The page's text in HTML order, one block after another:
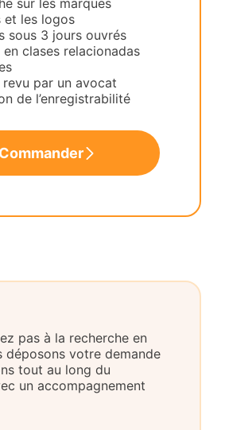
Commander
sur les marques
et les logos
sous 3 jours ouvrés
en clases relacionadas
par un avocat
de l’enregistrabilité
pas à la recherche en
déposons votre demande
tout au long du
un accompagnement